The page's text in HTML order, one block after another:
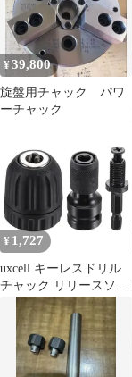
¥39,800
旋盤用チャック パワ
ーチャック
¥ 1,727
uxcell キーレスドリル
チャック リリースソケ
ットスクエアコンバー
ター 12.7mm 容量0.8-
10mm ネジ 3/8-24UNF
六角シャンクアダプタ
ー付き インパクトラチ